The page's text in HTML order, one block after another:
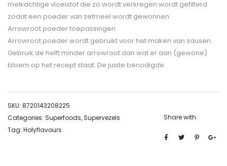
melkachtige vloeistof die zo wordt verkregen wordt gefilterd
zodat een poeder van zetmeel wordt gewonnen.
Arrowroot poeder toepassingen
Arrowroot poeder wordt gebruikt voor het maken van sausen.
Gebruik de helft minder arrowroot dan wat er aan (gewone)
bloem op het recept staat. De juiste benodigde
SKU: 8720143208225
Categories: Superfoods, Supervezels
Tag: Holyflavours
Share with